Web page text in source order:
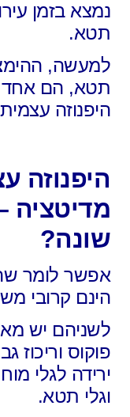
נמצא בזמן
תטא.
למעשה,
תטא, הם אחד
היפנוזה
היפנוזה
מדיטציה
שונה?
אפשר לומר
הינם קרובי
לשניהם יש
פוקוס וריכוז
ירידה לגלי
וגלי תטא.